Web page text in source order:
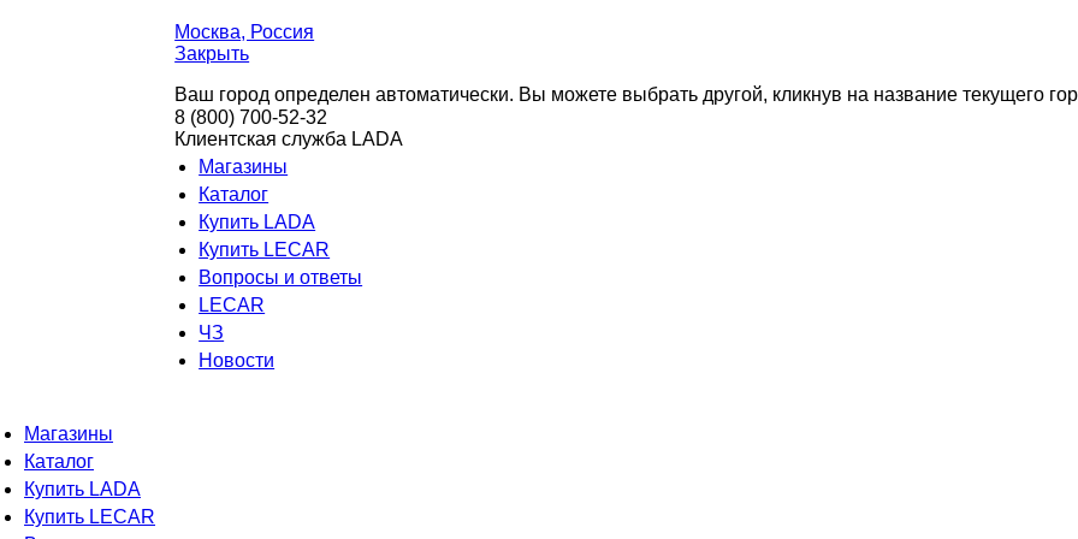
Москва, Россия
Закрыть
Ваш город определен автоматически. Вы можете выбрать другой, кликнув на название текущего
8 (800) 700-52-32
Клиентская служба LADA
Магазины
Каталог
Купить LADA
Купить LECAR
Вопросы и ответы
LECAR
ЧЗ
Новости
Магазины
Каталог
Купить LADA
Купить LECAR